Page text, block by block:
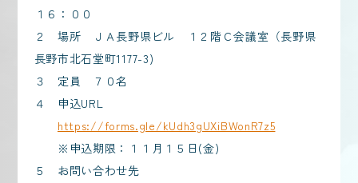
１６：００
２ 場所 ＪＡ長野県ビル １２階Ｃ会議室（長野県
長野市北石堂町1177-3)
３ 定員 ７０名
４ 申込URL
https://forms.gle/kUdh3gUXiBWonR7z5
※申込期限：１１月１５日(金)
５ お問い合わせ先